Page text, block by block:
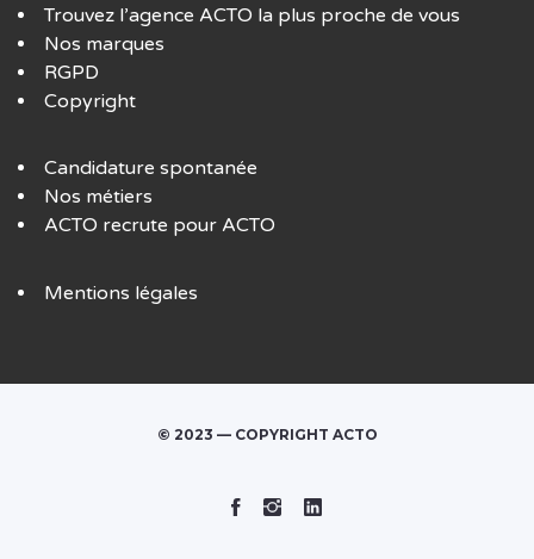
Trouvez l’agence ACTO la plus proche de vous
Nos marques
RGPD
Copyright
Candidature spontanée
Nos métiers
ACTO recrute pour ACTO
Mentions légales
© 2023 — COPYRIGHT ACTO
Facebook
Instagram
Linked